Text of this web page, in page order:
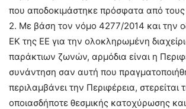
που αποδοκιμάστηκε πρόσφατα από τους
2. Με βάση τον νόμο 4277/2014 και την
ΕΚ της ΕΕ για την ολοκληρωμένη
παράκτιων ζωνών, αρμόδια είναι η
συνάντηση σαν αυτή που
περιλαμβάνει την Περιφέρεια, στερείται
οποιασδήποτε θεσμικής κατοχύρωσης